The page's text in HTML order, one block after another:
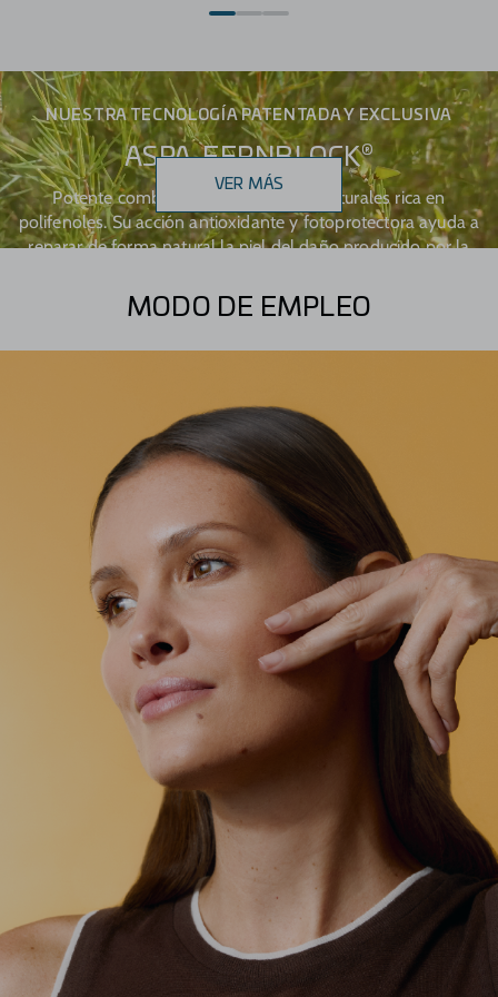
NUESTRA TECNOLOGÍA PATENTADA Y EXCLUSIVA
ASPA-FERNBLOCK®
Potente combinación de extractos naturales rica en
polifenoles. Su acción antioxidante y fotoprotectora ayuda a
reparar de forma natural la piel del daño producido por la
VER MÁS
MODO DE EMPLEO